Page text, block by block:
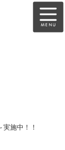
特別作業
施中！！